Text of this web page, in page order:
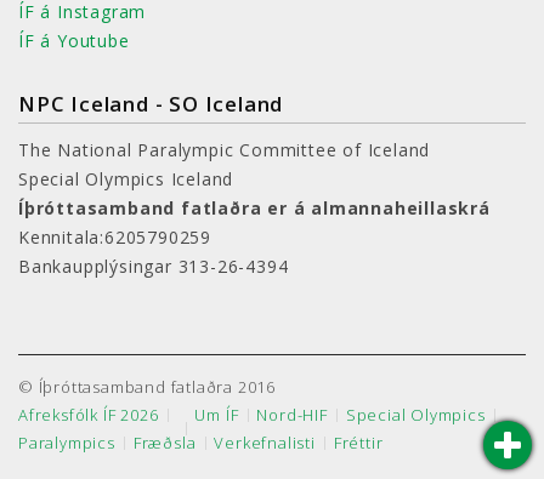
ÍF á Instagram
ÍF á Youtube
NPC Iceland - SO Iceland
The National Paralympic Committee of Iceland
Special Olympics Iceland
Íþróttasamband fatlaðra er á almannaheillaskrá
Kennitala:6205790259
Bankaupplýsingar 313-26-4394
© Íþróttasamband fatlaðra 2016
Afreksfólk ÍF 2026
Um ÍF Nord-HIF
Special Olympics
Paralympics
Fræðsla Verkefnalisti Fréttir